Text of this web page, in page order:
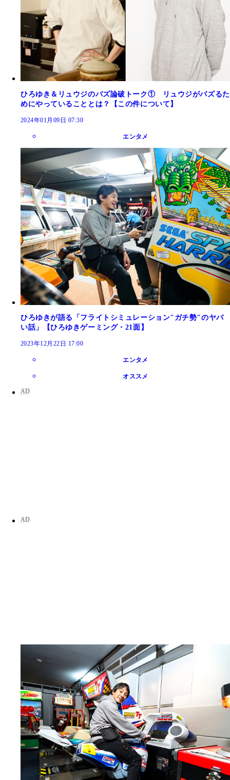
ひろゆき＆リュウジのバズ論破トーク① リュウジがバズるた
めにやっていることとは？【この件について】
2024年01月09日 07:30
エンタメ
ひろゆきが語る「フライトシミュレーション"ガチ勢"のヤバ
い話」【ひろゆきゲーミング・21面】
2023年12月22日 17:00
エンタメ
オススメ